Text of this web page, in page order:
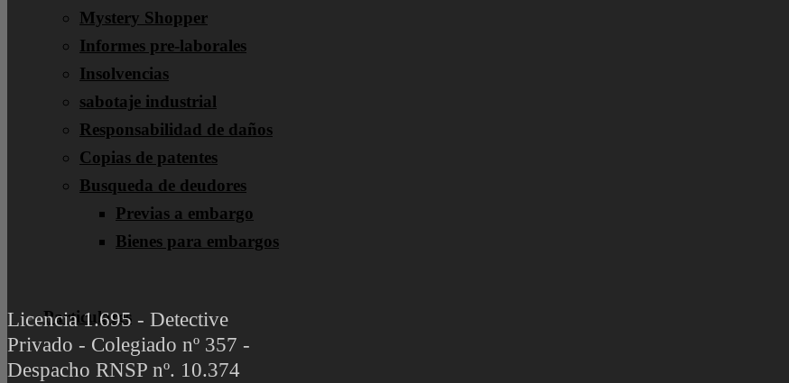
Mystery Shopper
Informes pre-laborales
Insolvencias
sabotaje industrial
Responsabilidad de daños
Copias de patentes
Busqueda de deudores
Previas a embargo
Bienes para embargos
Particulares
Licencia 1.695 - Detective
Privado - Colegiado nº 357 -
Despacho RNSP nº. 10.374